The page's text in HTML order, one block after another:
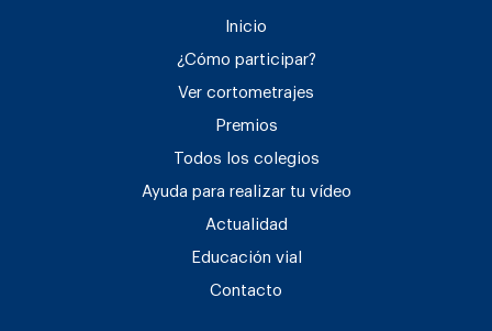
Inicio
¿Cómo participar?
Ver cortometrajes
Premios
Todos los colegios
Ayuda para realizar tu vídeo
Actualidad
Educación vial
Contacto